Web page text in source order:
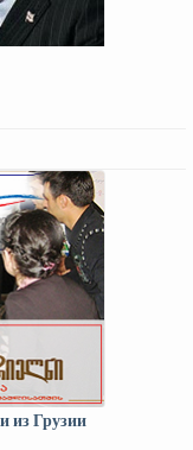
из Грузии